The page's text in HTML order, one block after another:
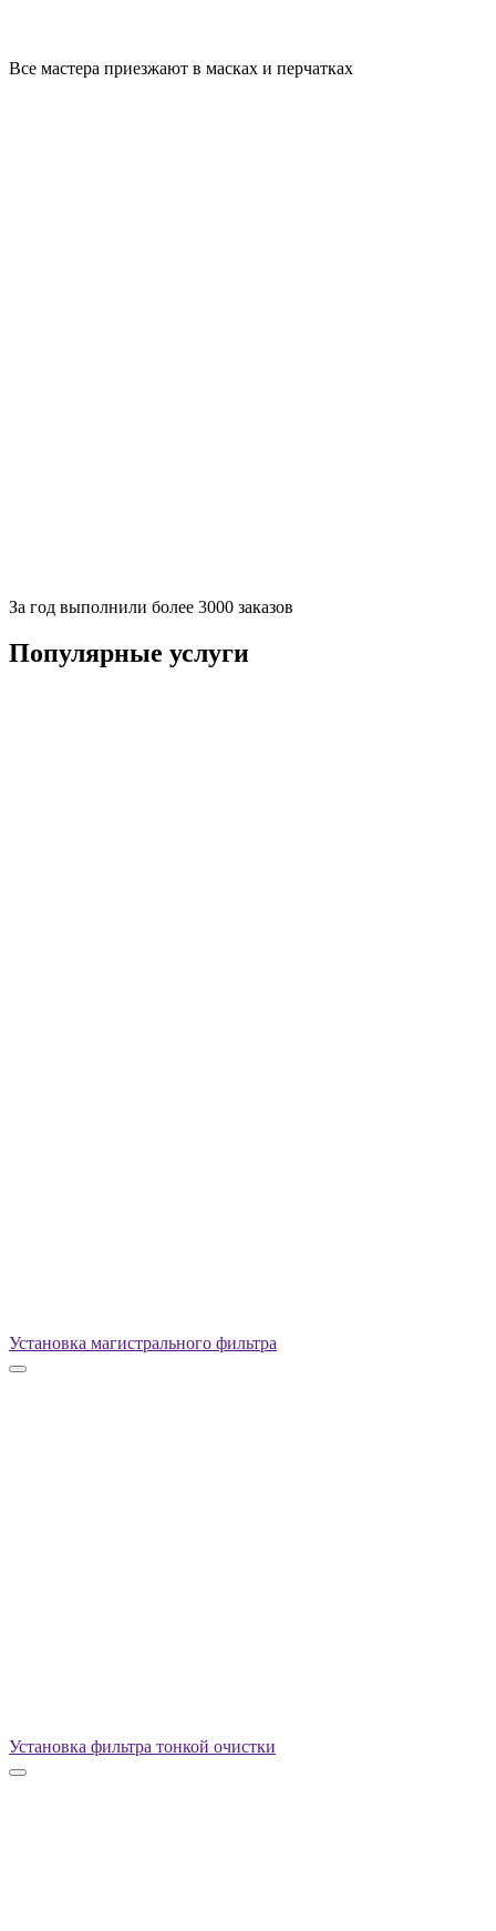
Все мастера приезжают в масках и перчатках
За год выполнили более 3000 заказов
Популярные услуги
Установка магистрального фильтра
Установка фильтра тонкой очистки